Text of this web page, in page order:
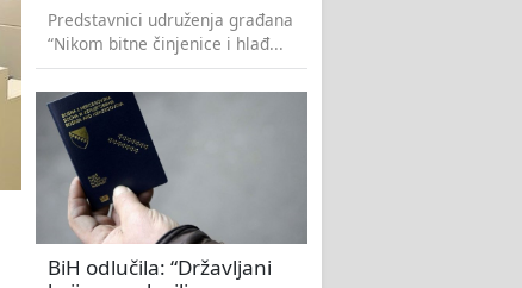
Predstavnici udruženja građana
“Nikom bitne činjenice i hlađ...
BiH odlučila: “Državljani